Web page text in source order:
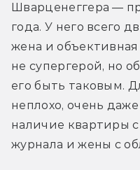
Шварценеггера —
года. У него всего
жена и объективная
не супергерой, но
его быть таковым.
неплохо, очень
наличие квартиры
журнала и жены с